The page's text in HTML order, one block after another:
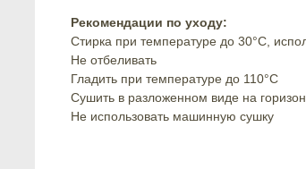
Рекомендации по уходу:
Стирка при температуре до 30°C,
Не отбеливать
Гладить при температуре до 110°C
Сушить в разложенном виде на
Не использовать машинную сушку